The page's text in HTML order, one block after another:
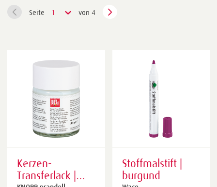
Seite 1 von 4
Kerzen-
Transferlack |
Stoffmalstift |
burgund